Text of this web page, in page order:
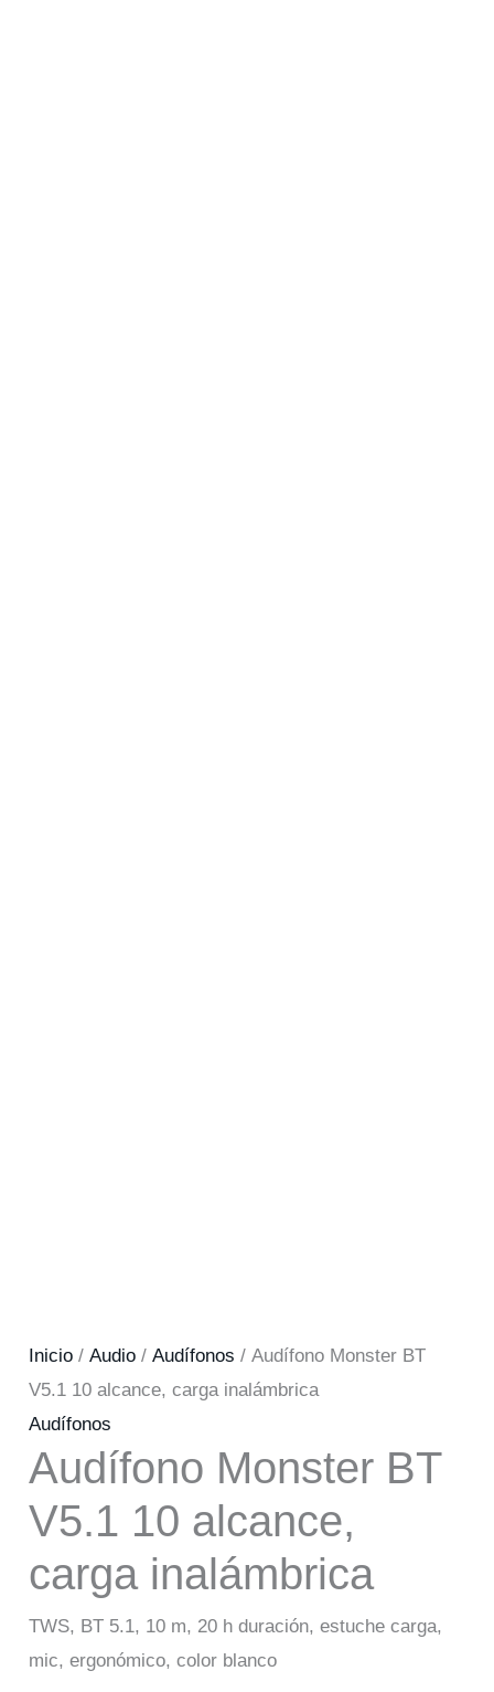
Inicio /Audio /Audífonos / Audífono Monster BT
V5.1 10 alcance, carga inalámbrica
Audífonos
Audífono Monster BT
V5.1 10 alcance,
carga inalámbrica
TWS, BT 5.1, 10 m, 20 h duración, estuche carga,
mic, ergonómico, color blanco